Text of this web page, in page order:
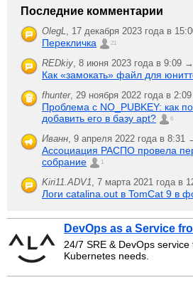
Последние комментарии
OlegL 17 декабря 2023 года в
Перекличка 21
REDkiy 8 июня 2023 года в 9:09 →
Как «замокать» файл для
fhunter, 29 ноября 2022 года в
Проблема с NO_PUBKEY: как
добавить его в базу apt?
6
Иванн 9 апреля 2022 года в 8:31
Ассоциация РАСПО провела
собрание
1
Kiri11.ADV1 7 марта 2021 года в
Логи catalina.out в TomCat 9 в
DevOps as a Service
24/7 SRE & DevOps
Kubernetes needs.